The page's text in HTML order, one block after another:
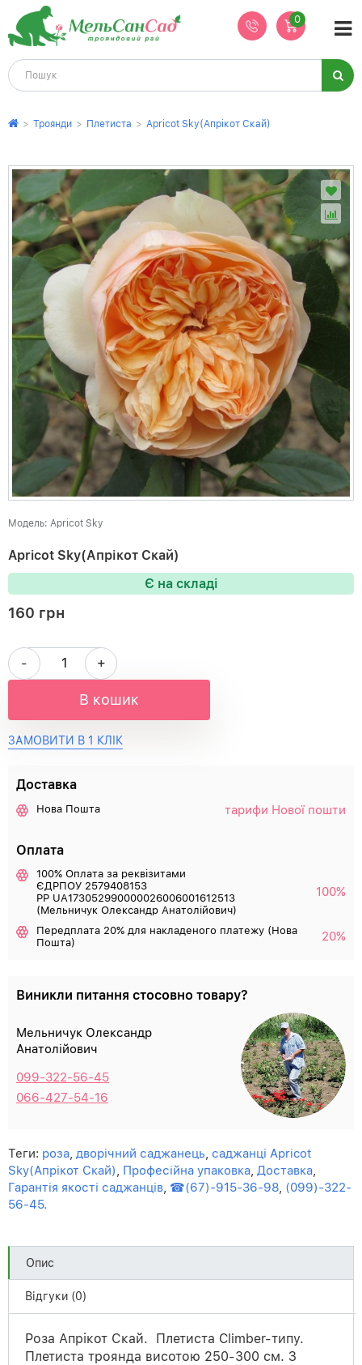
0
> Троянди > Плетиста > Apricot Sky(Апрікот Скай)
Модель: Apricot Sky
Apricot Sky(Апрікот Скай)
Є на складі
160 грн
В кошик
ЗАМОВИТИ В 1 КЛІК
- +
Доставка
Нова Пошта тарифи Нової пошти
Оплата
100% Оплата за реквізитами
ЄДРПОУ 2579408153
РР UA173052990000026006001612513
(Мельничук Олександр Анатолійович)
100%
Передплата 20% для накладеного платежу (Нова
Пошта)
20%
Виникли питання стосовно товару?
Мельничук Олександр
Анатолійович
099-322-56-45
066-427-54-16
Теги: роза, дворічний саджанець, саджанці Apricot
Sky(Апрікот Скай), Професійна упаковка, Доставка,
Гарантія якості саджанців, ☎(67)-915-36-98, (099)-322-
56-45.
Опис
Відгуки (0)
Роза Апрікот Скай. Плетиста Climber-типу.
Плетиста троянда висотою 250-300 см. З